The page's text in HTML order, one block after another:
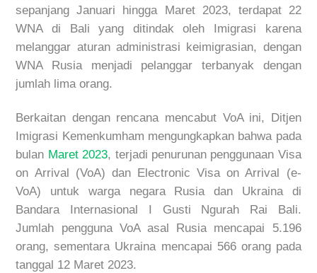
sepanjang Januari hingga Maret 2023, terdapat 22
WNA di Bali yang ditindak oleh Imigrasi karena
melanggar aturan administrasi keimigrasian, dengan
WNA Rusia menjadi pelanggar terbanyak dengan
jumlah lima orang.
Berkaitan dengan rencana mencabut VoA ini, Ditjen
Imigrasi Kemenkumham mengungkapkan bahwa pada
bulan Maret 2023, terjadi penurunan penggunaan Visa
on Arrival (VoA) dan Electronic Visa on Arrival (e-
VoA) untuk warga negara Rusia dan Ukraina di
Bandara Internasional I Gusti Ngurah Rai Bali.
Jumlah pengguna VoA asal Rusia mencapai 5.196
orang, sementara Ukraina mencapai 566 orang pada
tanggal 12 Maret 2023.